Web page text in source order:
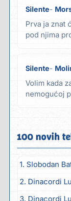
Silente
Prva ja znat
pod njima
Silente
Volim kada
nemogućoj
100 novih
2. Dinacordi
3. Dinacordi